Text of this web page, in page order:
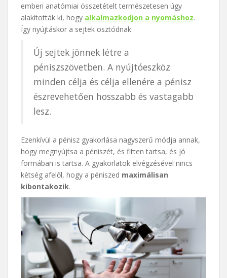
emberi anatómiai összetételt természetesen úgy
alakították ki, hogy alkalmazkodjon a nyomáshoz.
Így nyújtáskor a sejtek osztódnak.
Új sejtek jönnek létre a
péniszszövetben. A nyújtóeszköz
minden célja és célja ellenére a pénisz
észrevehetően hosszabb és vastagabb
lesz.
Ezenkívül a pénisz gyakorlása nagyszerű módja annak,
hogy megnyújtsa a péniszét, és fitten tartsa, és jó
formában is tartsa. A gyakorlatok elvégzésével nincs
kétség afelől, hogy a péniszed maximálisan
kibontakozik.